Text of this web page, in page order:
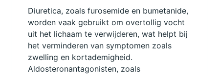
Diuretica, zoals furosemide en bumetanide,
worden vaak gebruikt om overtollig vocht
uit het lichaam te verwijderen, wat helpt bij
het verminderen van symptomen zoals
zwelling en kortademigheid.
Aldosteronantagonisten, zoals